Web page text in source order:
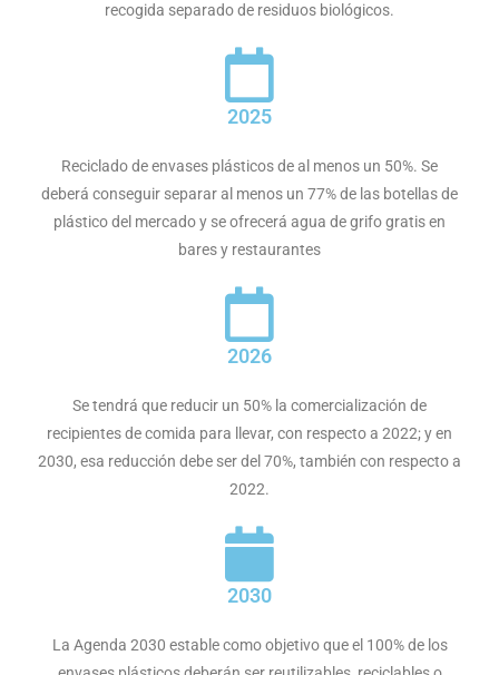
recogida separado de residuos biológicos.
2025
Reciclado de envases plásticos de al menos un 50%. Se
deberá conseguir separar al menos un 77% de las botellas de
plástico del mercado y se ofrecerá agua de grifo gratis en
bares y restaurantes
2026
Se tendrá que reducir un 50% la comercialización de
recipientes de comida para llevar, con respecto a 2022; y en
2030, esa reducción debe ser del 70%, también con respecto a
2022.
2030
La Agenda 2030 estable como objetivo que el 100% de los